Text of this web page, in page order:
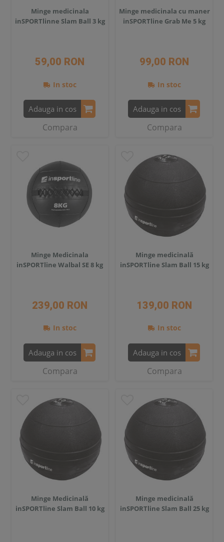
Minge medicinala
inSPORTlinne Slam Ball 3 kg
59,00 RON
In stoc
Adauga in cos
Compara
Minge medicinala cu maner
inSPORTline Grab Me 5 kg
99,00 RON
In stoc
Adauga in cos
Compara
Minge Medicinala
inSPORTline Walbal SE 8 kg
239,00 RON
In stoc
Adauga in cos
Compara
Minge medicinală
inSPORTline Slam Ball 15 kg
139,00 RON
In stoc
Adauga in cos
Compara
Minge Medicinală
inSPORTline Slam Ball 10 kg
Minge medicinală
inSPORTline Slam Ball 25 kg